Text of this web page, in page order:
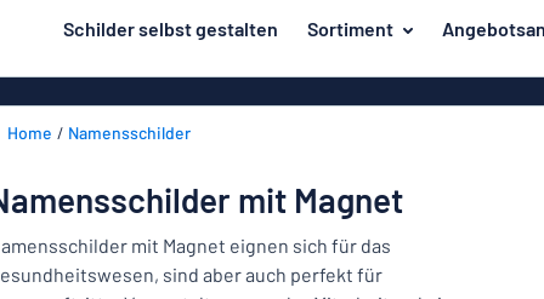
springen
Schilder selbst gestalten Sortiment
Material
Haus und Heim
Büro und Arbeitsplatz
Unsere
Bestseller
Herstellung
zum
entwerfen
Home Namensschilder
mit Magnet
mit Magnet eignen sich für das
sind aber auch perfekt für